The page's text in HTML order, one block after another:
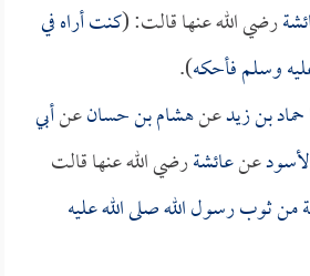
رضي الله عنها قالت: (كنت أراه في
وسلم فأحكه).
حماد بن زيدعنهشام بن حسانعنأبي
عنعائشةرضي الله عنها قالت
من ثوب رسول الله صلى الله عليه